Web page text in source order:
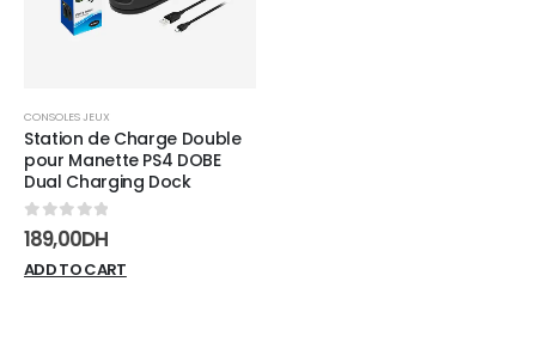
CONSOLES JEUX
Station de Charge Double
pour Manette PS4 DOBE
Dual Charging Dock
0sur 5
189,00DH
ADD TO CART